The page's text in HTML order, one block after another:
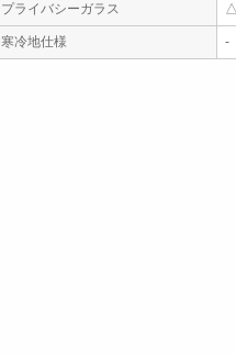
プライバシーガラス
寒冷地仕様 -